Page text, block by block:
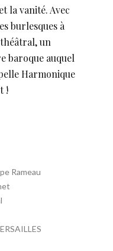
la vanité. Avec
burlesques à
un
baroque auquel
Harmonique
!
Rameau